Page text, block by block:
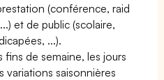
(conférence, raid
et de public (scolaire,
...).
fins de semaine, les jours
variations saisonnières